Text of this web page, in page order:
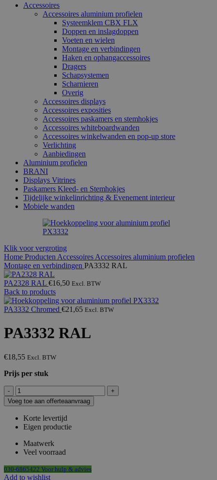
Accessoires
Accessoires aluminium profielen
Systeemklem CBX FLX
Doppen en inslagdoppen
Voeten en wielen
Montage en verbindingen
Haken en ophangaccessoires
Dragers
Schapsystemen
Scharnieren
Overig
Accessoires displays
Accessoires exposities
Accessoires paskamers en stemhokjes
Accessoires whiteboardwanden
Accessoires winkelwanden en pop-up store
Verlichting
Aanbiedingen
Aluminium profielen
BRANI
Displays Vitrines
Paskamers Kleed- en Stemhokjes
Tijdelijke winkelinrichting & Evenement interieur
Mobiele wanden
Klik voor vergroting
Home Producten Accessoires Accessoires aluminium profielen
Montage en verbindingen PA3332 RAL
PA2328 RAL €16,50 Excl. BTW
Back to products
PA3332 Chromed €21,65 Excl. BTW
PA3332 RAL
€18,55 Excl. BTW
Prijs per stuk
PA3332
RAL
aantal
Voeg toe aan offerteaanvraag
Korte levertijd
Eigen productie
Maatwerk
Veel voorraad
030-6865422 Voor hulp & advies
Add to wishlist